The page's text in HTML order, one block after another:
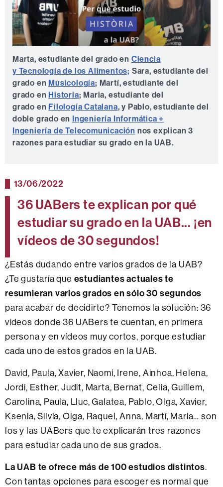
Marta, estudiante del grado en Ciencia
y Tecnología de los Alimentos; Sara, estudiante del
grado en Musicología; Martí, estudiante del
grado en Historia; Maria, estudiante del
grado en Filología Catalana, y Pablo, estudiante del
doble grado en Ingeniería Informática +
Ingeniería de Telecomunicación nos explican 3
razones para estudiar su grado en la UAB.
13/06/2022
36 UABers te explican por qué
estudiar su grado en la UAB... ¡en
vídeos de 30 segundos!
¿Estás dudando entre varios grados de la UAB?
¿Te gustaría que estudiantes actuales te
resumieran varios grados en sólo 30 segundos
para acabar de decidirte? Tenemos la solución: 36
vídeos donde 36 UABers te cuentan, en primera
persona y en vídeos muy cortos, porque estudiar
cada uno de estos grados en la UAB.
David, Paula, Xavier, Naomi, Irene, Ainhoa, Helena,
Jordi, Esther, Judit, Marta, Bernat, Celia, Guillem,
Carolina, Paula, Lluc, Galatea, Pablo, Olga, Xavier,
Ksenia, Silvia, Olga, Raquel, Anna, Martí, Maria… son
los y las UABers que te explicarán tres razones
para estudiar cada uno de sus grados.
La UAB te ofrece más de 100 estudios distintos.
Con tantas opciones para escoger es normal que